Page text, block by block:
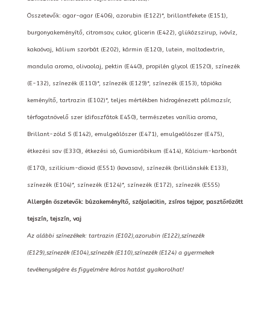
Összetevők: agar-agar (E406), azorubin (E122)*, brillantfekete (E151),
burgonyakeményítő, citromsav, cukor, glicerin (E422), glükózszirup, ivóvíz,
kakaóvaj, kálium szorbát (E202), kármin (E120), lutein, maltodextrin,
mandula aroma, olivaolaj, pektin (E440), propilén glycol (E1520), színezék
(E-132), színezék (E110)*, színezék (E129)*, színezék (E153), tápióka
keményítő, tartrazin (E102)*, teljes mértékben hidrogénezett pálmazsír,
térfogatnövelő szer (difoszfátok E450), természetes vanília aroma,
Brillant-zöld S (E142), emulgeálószer (E471), emulgeálószer (E475),
étkezési sav (E330), étkezési só, Gumiarábikum (E414), Kálcium-karbonát
(E170), szilícium-dioxid (E551) (kovasav), színezék (brilliánskék E133),
színezék (E104)*, színezék (E124)*, színezék (E172), színezék (E555)
Allergén öszetevők: búzakeményítő, szójalecitin, zsíros tejpor, pasztőrözött
tejszín, tejszín, vaj
Az alábbi színezékek: tartrazin (E102),azorubin (E122),színezék
(E129),színezék (E104),színezék (E110),színezék (E124) a gyermekek
tevékenységére és figyelmére káros hatást gyakorolhat!